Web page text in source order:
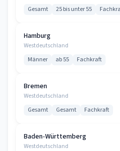
Gesamt 25 bis unter 55
Hamburg
Westdeutschland
Männer ab 55 Fachkraft
Bremen
Westdeutschland
Gesamt Gesamt Fachkraft
Baden-Württemberg
Westdeutschland